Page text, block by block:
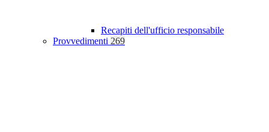
Recapiti dell'ufficio responsabile
Provvedimenti 269